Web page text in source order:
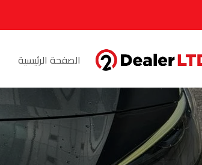
الصفحة الرئيسية